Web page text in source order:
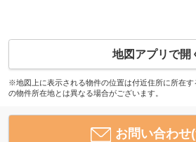
地図アプリで開
※地図上に表示される物件の位置は付近住所に所在
の物件所在地とは異なる場合がございます。
お問い合わせ